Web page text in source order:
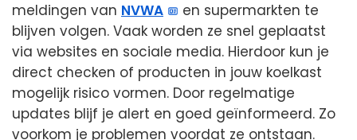
meldingen van NVWA
en supermarkten te
blijven volgen. Vaak worden ze snel geplaatst
via websites en sociale media. Hierdoor kun je
direct checken of producten in jouw koelkast
mogelijk risico vormen. Door regelmatige
updates blijf je alert en goed geïnformeerd. Zo
voorkom je problemen voordat ze ontstaan.